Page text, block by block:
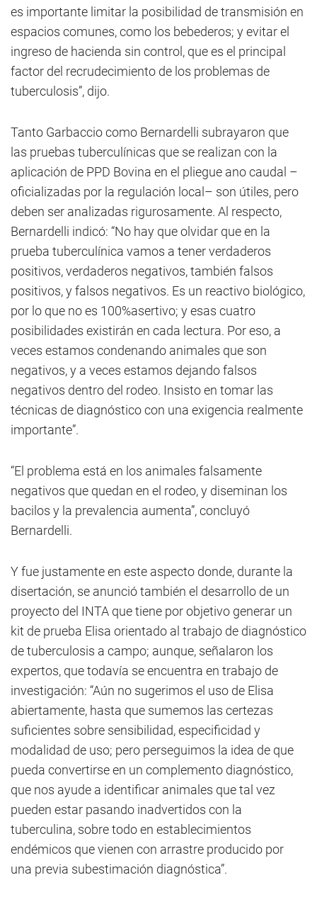
es importante limitar la posibilidad de transmisión en
espacios comunes, como los bebederos; y evitar el
ingreso de hacienda sin control, que es el principal
factor del recrudecimiento de los problemas de
tuberculosis”, dijo.
Tanto Garbaccio como Bernardelli subrayaron que
las pruebas tuberculínicas que se realizan con la
aplicación de PPD Bovina en el pliegue ano caudal –
oficializadas por la regulación local– son útiles, pero
deben ser analizadas rigurosamente. Al respecto,
Bernardelli indicó: “No hay que olvidar que en la
prueba tuberculínica vamos a tener verdaderos
positivos, verdaderos negativos, también falsos
positivos, y falsos negativos. Es un reactivo biológico,
por lo que no es 100%asertivo; y esas cuatro
posibilidades existirán en cada lectura. Por eso, a
veces estamos condenando animales que son
negativos, y a veces estamos dejando falsos
negativos dentro del rodeo. Insisto en tomar las
técnicas de diagnóstico con una exigencia realmente
importante”.
“El problema está en los animales falsamente
negativos que quedan en el rodeo, y diseminan los
bacilos y la prevalencia aumenta”, concluyó
Bernardelli.
Y fue justamente en este aspecto donde, durante la
disertación, se anunció también el desarrollo de un
proyecto del INTA que tiene por objetivo generar un
kit de prueba Elisa orientado al trabajo de diagnóstico
de tuberculosis a campo; aunque, señalaron los
expertos, que todavía se encuentra en trabajo de
investigación: “Aún no sugerimos el uso de Elisa
abiertamente, hasta que sumemos las certezas
suficientes sobre sensibilidad, especificidad y
modalidad de uso; pero perseguimos la idea de que
pueda convertirse en un complemento diagnóstico,
que nos ayude a identificar animales que tal vez
pueden estar pasando inadvertidos con la
tuberculina, sobre todo en establecimientos
endémicos que vienen con arrastre producido por
una previa subestimación diagnóstica”.